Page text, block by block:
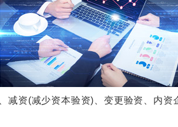
资(减少资本验资)、变更验资、内资